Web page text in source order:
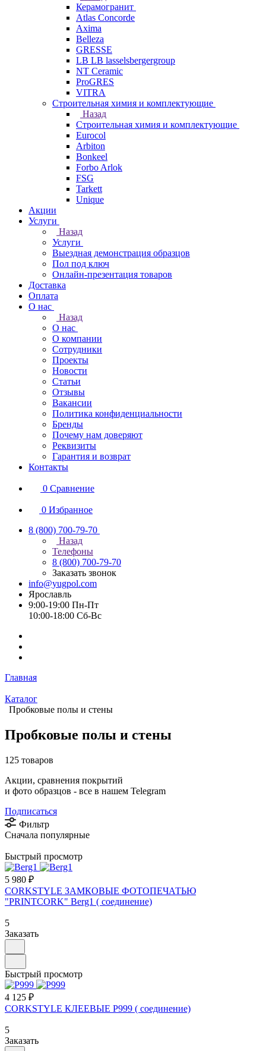
Керамогранит
Atlas Concorde
Axima
Belleza
GRESSE
LB LB lasselsbergergroup
NT Ceramic
ProGRES
VITRA
Строительная химия и комплектующие
Назад
Строительная химия и комплектующие
Eurocol
Arbiton
Bonkeel
Forbo Arlok
FSG
Tarkett
Unique
Акции
Услуги
Назад
Услуги
Выездная демонстрация образцов
Пол под ключ
Онлайн-презентация товаров
Доставка
Оплата
О нас
Назад
О нас
О компании
Сотрудники
Проекты
Новости
Статьи
Отзывы
Вакансии
Политика конфиденциальности
Бренды
Почему нам доверяют
Реквизиты
Гарантия и возврат
Контакты
0 Сравнение
0 Избранное
8 (800) 700-79-70
Назад
Телефоны
8 (800) 700-79-70
Заказать звонок
info@yugpol.com
Ярославль
9:00-19:00 Пн-Пт
10:00-18:00 Cб-Вс
Главная
Каталог
Пробковые полы и стены
Пробковые полы и стены
125 товаров
Акции, сравнения покрытий
и фото образцов - все в нашем Telegram
Подписаться
Фильтр
Сначала популярные
Быстрый просмотр
5 980 ₽
CORKSTYLE ЗАМКОВЫЕ ФОТОПЕЧАТЬЮ
"PRINTCORK" Berg1 ( соединение)
5
Заказать
Быстрый просмотр
4 125 ₽
CORKSTYLE КЛЕЕВЫЕ P999 ( соединение)
5
Заказать